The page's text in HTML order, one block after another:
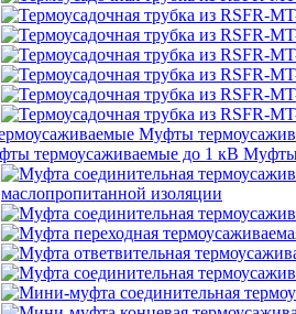
Муфты
Муфты
маслопропитанной изоляции